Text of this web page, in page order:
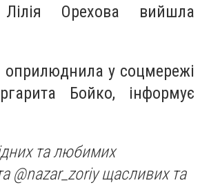
Лілія Орехова вийшла
оприлюднила у соцмережі
Бойко, інформує
та любимих
@nazar_zoriy щасливих та